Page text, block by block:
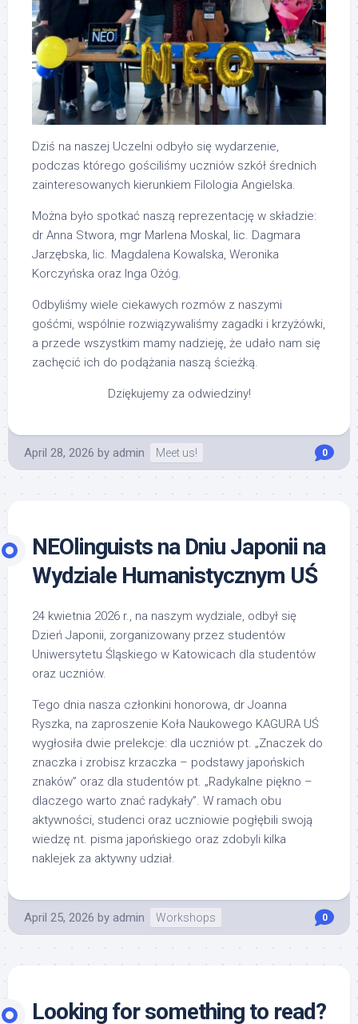
Dziś na naszej Uczelni odbyło się wydarzenie,
podczas którego gościliśmy uczniów szkół średnich
zainteresowanych kierunkiem Filologia Angielska.
Można było spotkać naszą reprezentację w składzie:
dr Anna Stwora, mgr Marlena Moskal, lic. Dagmara
Jarzębska, lic. Magdalena Kowalska, Weronika
Korczyńska oraz Inga Ożóg.
Odbyliśmy wiele ciekawych rozmów z naszymi
gośćmi, wspólnie rozwiązywaliśmy zagadki i krzyżówki,
a przede wszystkim mamy nadzieję, że udało nam się
zachęcić ich do podążania naszą ścieżką.
Dziękujemy za odwiedziny!
April 28, 2026 by admin Meet us! 0
NEOlinguists na Dniu Japonii na
Wydziale Humanistycznym UŚ
24 kwietnia 2026 r., na naszym wydziale, odbył się
Dzień Japonii, zorganizowany przez studentów
Uniwersytetu Śląskiego w Katowicach dla studentów
oraz uczniów.
Tego dnia nasza członkini honorowa, dr Joanna
Ryszka, na zaproszenie Koła Naukowego KAGURA UŚ
wygłosiła dwie prelekcje: dla uczniów pt. „Znaczek do
znaczka i zrobisz krzaczka – podstawy japońskich
znaków” oraz dla studentów pt. „Radykalne piękno –
dlaczego warto znać radykały”. W ramach obu
aktywności, studenci oraz uczniowie pogłębili swoją
wiedzę nt. pisma japońskiego oraz zdobyli kilka
naklejek za aktywny udział.
April 25, 2026 by admin Workshops 0
Looking for something to read?